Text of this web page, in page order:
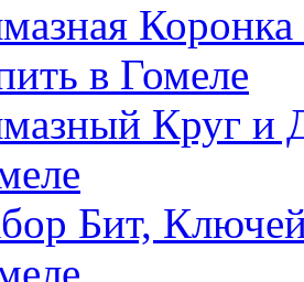
в Гомеле
Круг и
Бит,